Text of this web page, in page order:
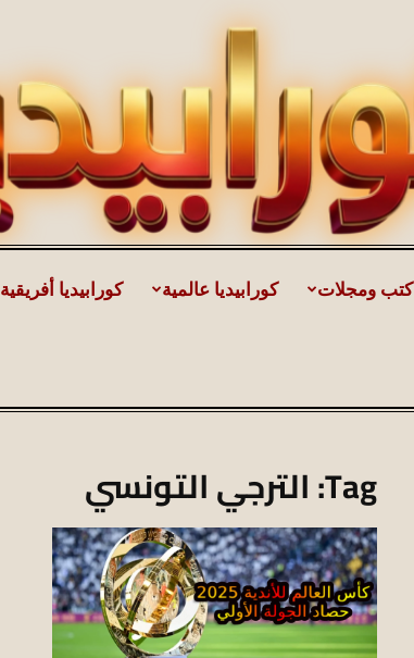
koraapedia
كورابيديا أفريقية كورابيديا عالمية كتب ومجلات
Tag: الترجي التونسي